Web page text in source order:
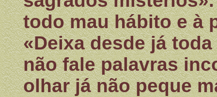
todo mau hábito e à
«Deixa desde já
não fale palavras
olhar já não peque